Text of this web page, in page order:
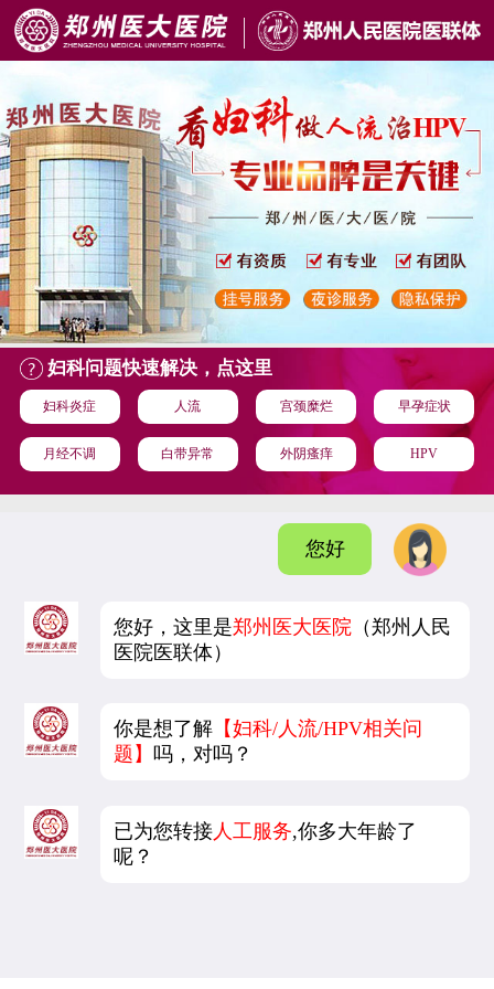
妇科问题快速解决，点这里
妇科炎症 人流 宫颈糜烂 早孕症状
月经不调 白带异常 外阴瘙痒 HPV
您好
您好，这里是郑州医大医院 （郑州人民
医院医联体）
你是想了解 【妇科/人流/HPV相关问
题】吗，对吗？
已为您转接 人工服务,你多大年龄了
呢？